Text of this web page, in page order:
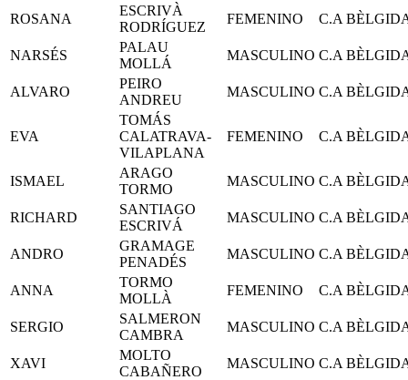
ROSANA
ESCRIVÀ
RODRÍGUEZ
FEMENINO C.A
NARSÉS
PALAU
MOLLÁ
MASCULINO C.A
ALVARO
PEIRO
ANDREU
MASCULINO C.A
EVA
TOMÁS
CALATRAVA-
VILAPLANA
FEMENINO C.A
ISMAEL
ARAGO
TORMO
MASCULINO C.A
RICHARD
SANTIAGO
ESCRIVÁ
MASCULINO C.A
ANDRO
GRAMAGE
PENADÉS
MASCULINO C.A
ANNA
TORMO
MOLLÀ
FEMENINO C.A
SERGIO
SALMERON
CAMBRA
MASCULINO C.A
XAVI
MOLTO
CABAÑERO
MASCULINO C.A